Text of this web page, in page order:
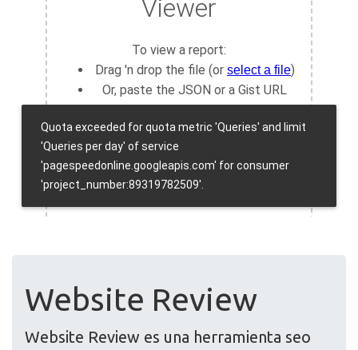
Website Review
Website Review es una herramienta seo